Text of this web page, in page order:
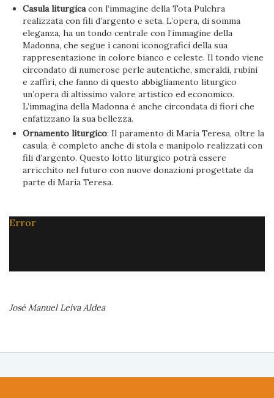
Casula liturgicacon l’immagine della Tota Pulchra
realizzata con fili d’argento e seta. L’opera, di somma
eleganza, ha un tondo centrale con l’immagine della
Madonna, che segue i canoni iconografici della sua
rappresentazione in colore bianco e celeste. Il tondo viene
circondato di numerose perle autentiche, smeraldi, rubini
e zaffiri, che fanno di questo abbigliamento liturgico
un’opera di altissimo valore artistico ed economico.
L’immagina della Madonna è anche circondata di fiori che
enfatizzano la sua bellezza.
Ornamento liturgico: Il paramento di Maria Teresa, oltre la
casula, è completo anche di stola e manipolo realizzati con
fili d’argento. Questo lotto liturgico potrà essere
arricchito nel futuro con nuove donazioni progettate da
parte di María Teresa.
Error
José Manuel Leiva Aldea